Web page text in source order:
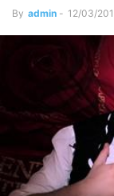
By admin - 12/03/